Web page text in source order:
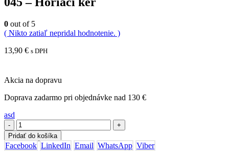
0 out of 5
( Nikto zatiaľ nepridal hodnotenie. )
13,90 € s DPH
Akcia na dopravu
Doprava zadarmo pri objednávke nad 130 €
asd
-
+
Pridať do košíka
Facebook LinkedIn Email WhatsApp Viber